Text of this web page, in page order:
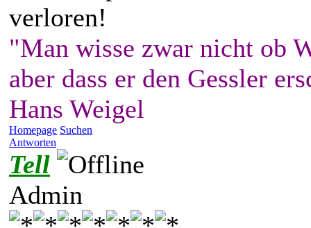
verloren!
"Man wisse zwar nicht ob
aber dass er den Gessler
Hans Weigel
Homepage Suchen
Antworten
Tell
Admin